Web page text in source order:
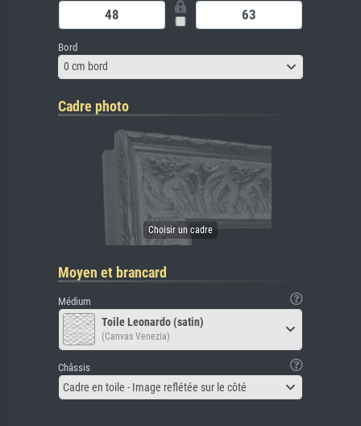
Bord
0 cm bord
Cadre photo
Moyen et brancard
Médium
Toile Leonardo (satin)
(Canvas Venezia)
Châssis
Cadre en toile - Image reflétée sur le côté